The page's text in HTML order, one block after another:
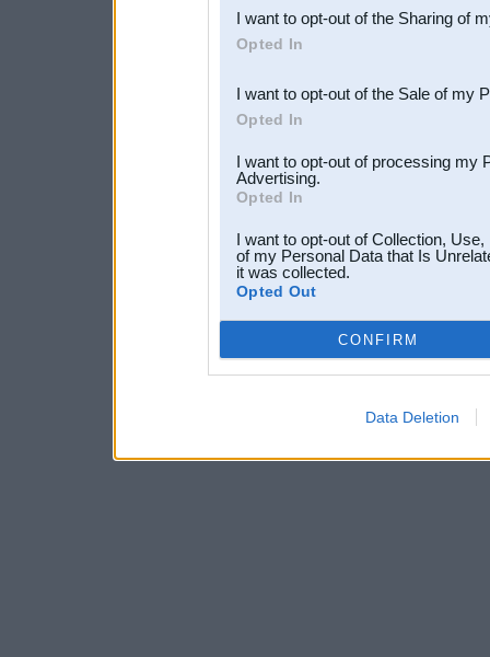
Downstream Participants
third parties.
I want to opt-out of the Sharing of
Opted In
I want to opt-out of the Sale of my
Opted In
I want to opt-out of processing my
Advertising.
Opted In
I want to opt-out of Collection,
of my Personal Data that Is
it was collected.
Opted Out
CONFIRM
Data Deletion